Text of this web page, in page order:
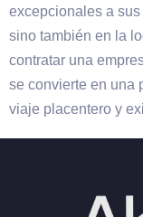
excepcionales a
sino también en la
contratar una
se convierte en una
viaje placentero y